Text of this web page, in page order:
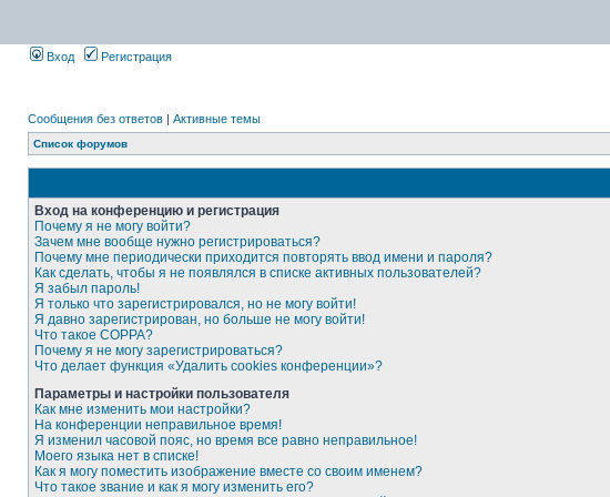
Вход Регистрация
Сообщения без ответов | Активные темы
Список форумов
Вход на конференцию и регистрация
Почему я не могу войти?
Зачем мне вообще нужно регистрироваться?
Почему мне периодически приходится повторять ввод имени и пароля?
Как сделать, чтобы я не появлялся в списке активных пользователей?
Я забыл пароль!
Я только что зарегистрировался, но не могу войти!
Я давно зарегистрирован, но больше не могу войти!
Что такое COPPA?
Почему я не могу зарегистрироваться?
Что делает функция «Удалить cookies конференции»?
Параметры и настройки пользователя
Как мне изменить мои настройки?
На конференции неправильное время!
Я изменил часовой пояс, но время все равно неправильное!
Моего языка нет в списке!
Как я могу поместить изображение вместе со своим именем?
Что такое звание и как я могу изменить его?